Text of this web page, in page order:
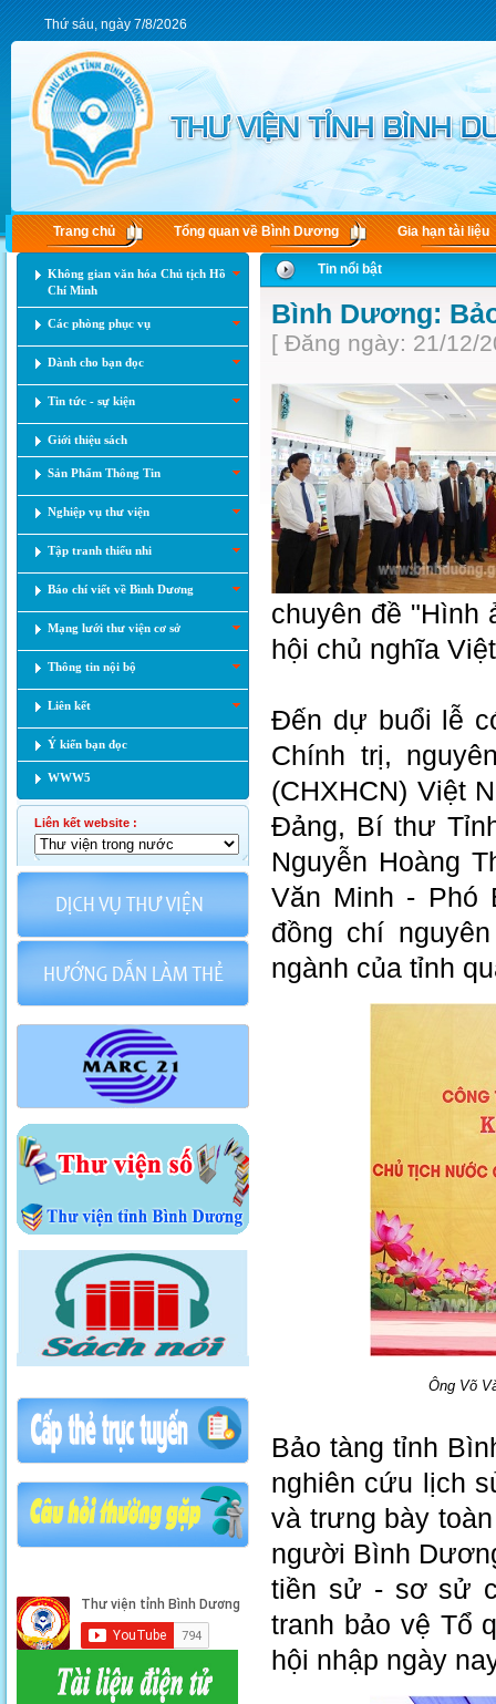
Thứ sáu, ngày 7/8/2026
Trang chủ Tổng quan về Bình Dương Gia hạn tài liệu
Không gian văn hóa Chủ tịch Hồ
Chí Minh
Các phòng phục vụ
Dành cho bạn đọc
Tin tức - sự kiện
Giới thiệu sách
Sản Phẩm Thông Tin
Nghiệp vụ thư viện
Tập tranh thiếu nhi
Báo chí viết về Bình Dương
Mạng lưới thư viện cơ sở
Thông tin nội bộ
Liên kết
Ý kiến bạn đọc
WWW5
Liên kết website :
Tin nổi bật
Bình Dương:
[ Đăng ngày: 21/12/
chuyên đề "Hình
hội chủ nghĩa
Đến dự buổi lễ
Chính trị,
(CHXHCN) Việt
Đảng, Bí thư
Nguyễn Hoàng
Văn Minh - Phó
đồng chí
ngành của tỉnh
Ông Võ
Bảo tàng tỉnh
nghiên cứu lịch
và trưng bày
người Bình
tiền sử - sơ sử
tranh bảo vệ Tổ
hội nhập ngày